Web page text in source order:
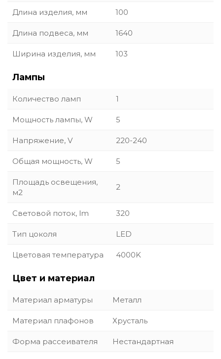
Длина изделия, мм 100
Длина подвеса, мм 1640
Ширина изделия, мм 103
Лампы
Количество ламп 1
Мощность лампы, W 5
Напряжение, V 220-240
Общая мощность, W 5
Площадь освещения,
м2
2
Световой поток, lm 320
Тип цоколя LED
Цветовая температура 4000K
Цвет и материал
Материал арматуры Металл
Материал плафонов Хрусталь
Форма рассеивателя Нестандартная